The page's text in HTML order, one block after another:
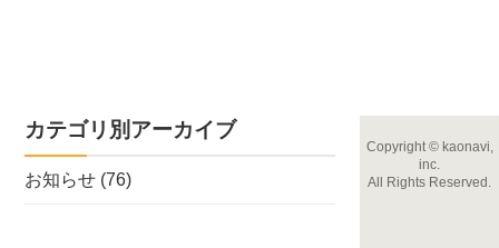
カテゴリ別アーカイブ
お知らせ (76)
Copyright©kaonavi,
inc.
All Rights Reserved.